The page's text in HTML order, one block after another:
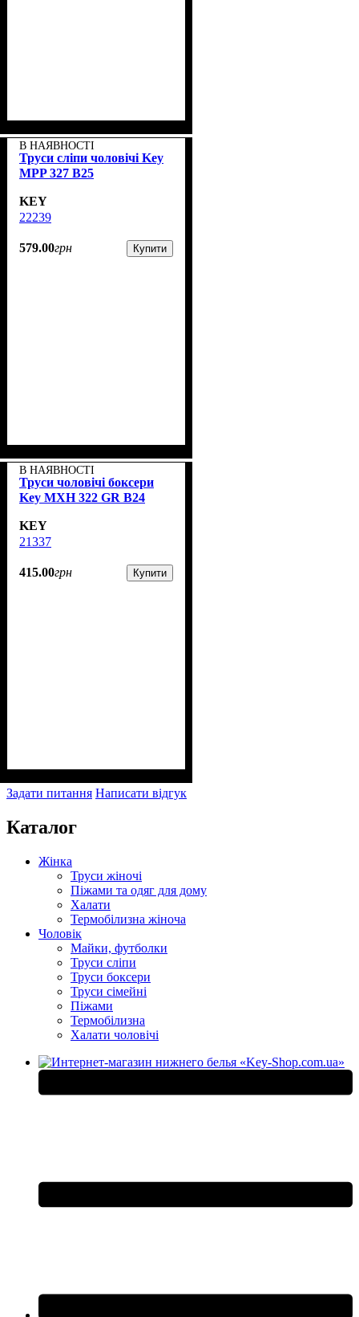
В НАЯВНОСТІ
Труси сліпи чоловічі Key
MPP 327 B25
KEY
22239
579.00грн Купити
В НАЯВНОСТІ
Труси чоловічі боксери
Key MXH 322 GR B24
KEY
21337
415.00грн Купити
Задати питання Написати відгук
Каталог
Жінка
Труси жіночі
Піжами та одяг для дому
Халати
Термобілизна жіноча
Чоловік
Майки, футболки
Труси сліпи
Труси боксери
Труси сімейні
Піжами
Термобілизна
Халати чоловічі